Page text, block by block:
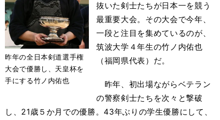
昨年の全日本剣道選手権
大会で優勝し、天皇杯を
手にする竹ノ内佑也
抜いた剣士たちが日本一を競う
最重要大会。その大会で今年、
一段と注目を集めているのが、
筑波大学４年生の竹ノ内佑也
（福岡県代表）だ。
昨年、初出場ながらベテラン
の警察剣士たちを次々と撃破
し、21歳５か月での優勝。43年ぶりの学生優勝にして、